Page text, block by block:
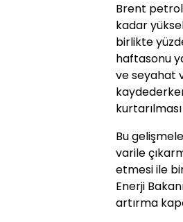
Brent
kadar
birlikte
haftasonu
ve seyahat
Bu
varile
etmesi ile
Enerji
artırma